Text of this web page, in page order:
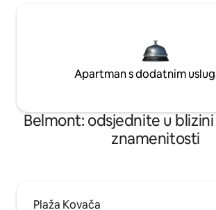
Apartman s dodatnim
Belmont: odsjednite u
znamenitosti
Plaža Kovača